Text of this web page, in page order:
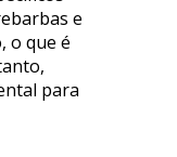
e
o que é
para